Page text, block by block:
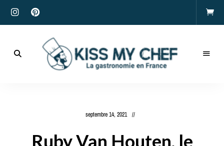
septembre 14, 2021
Ruby Van Houten, le